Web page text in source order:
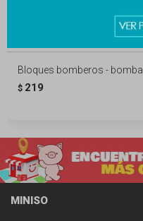
Bloques bomberos - bomba
$ 219
MINISO